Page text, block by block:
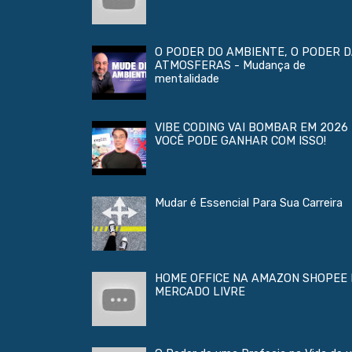
O PODER DO AMBIENTE, O PODER
ATMOSFERAS - Mudança de
mentalidade
VIBE CODING VAI BOMBAR EM 2026
VOCÊ PODE GANHAR COM ISSO!
Mudar é Essencial Para Sua Carreira
HOME OFFICE NA AMAZON SHOPEE
MERCADO LIVRE